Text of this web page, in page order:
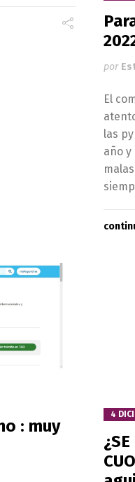
por
El
las
año y
: muy
4